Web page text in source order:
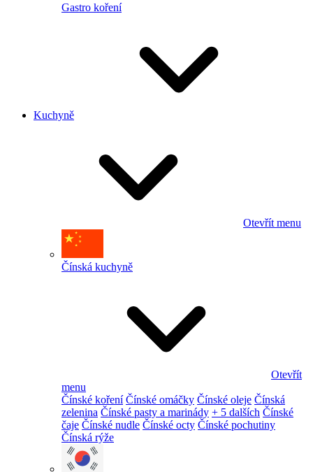
Gastro koření
Kuchyně
Otevřít menu
Čínská kuchyně
Otevřít
menu
Čínské koření Čínské omáčky Čínské oleje Čínská
zelenina Čínské pasty a marinády + 5 dalších Čínské
čaje Čínské nudle Čínské octy Čínské pochutiny
Čínská rýže